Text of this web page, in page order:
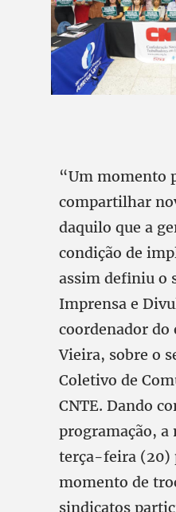
“Um momento
compartilhar
daquilo que a
condição de
assim definiu o
Imprensa e
coordenador do
Vieira, sobre o
Coletivo de
CNTE. Dando
programação, a
terça-feira (20)
momento de
sindicatos